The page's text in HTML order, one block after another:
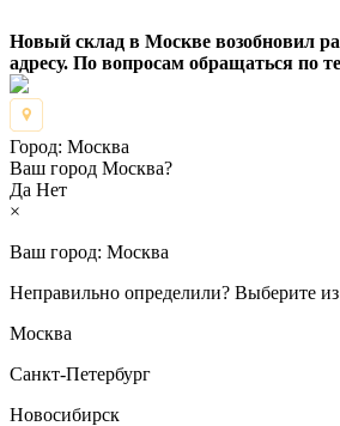
Новый склад в Москве возобновил
адресу. По вопросам обращаться по
Город: Москва
Ваш город Москва?
Да Нет
×
Ваш город: Москва
Неправильно определили? Выберите из
Москва
Санкт-Петербург
Новосибирск